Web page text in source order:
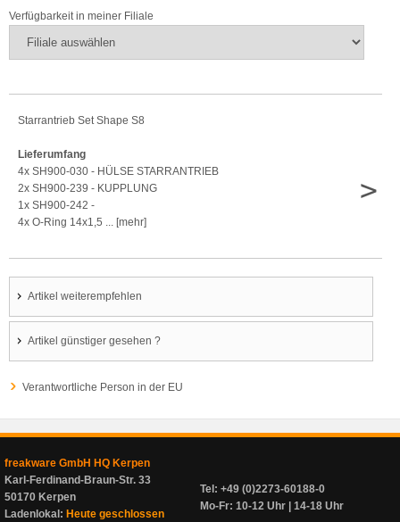
Verfügbarkeit in meiner Filiale
Starrantrieb Set Shape S8
Lieferumfang
4x SH900-030 - HÜLSE STARRANTRIEB
2x SH900-239 - KUPPLUNG
1x SH900-242 -
4x O-Ring 14x1,5 ... [mehr]
>
Artikel weiterempfehlen
Artikel günstiger gesehen ?
Verantwortliche Person in der EU
freakware GmbH HQ Kerpen
Karl-Ferdinand-Braun-Str. 33
50170 Kerpen
Ladenlokal: Heute geschlossen
Tel: +49 (0)2273-60188-0
Mo-Fr: 10-12 Uhr | 14-18 Uhr